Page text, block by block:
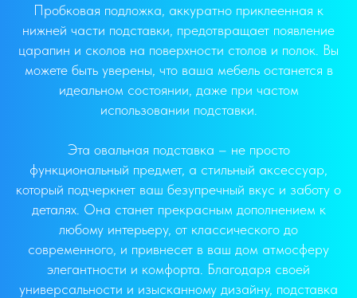
Пробковая подложка, аккуратно приклеенная к
нижней части подставки, предотвращает появление
царапин и сколов на поверхности столов и полок. Вы
можете быть уверены, что ваша мебель останется в
идеальном состоянии, даже при частом
использовании подставки.
Эта овальная подставка – не просто
функциональный предмет, а стильный аксессуар,
который подчеркнет ваш безупречный вкус и заботу о
деталях. Она станет прекрасным дополнением к
любому интерьеру, от классического до
современного, и привнесет в ваш дом атмосферу
элегантности и комфорта. Благодаря своей
универсальности и изысканному дизайну, подставка